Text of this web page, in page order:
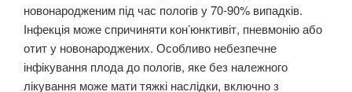
новонародженим під час пологів у 70-90% випадків.
Інфекція може спричиняти кон’юнктивіт, пневмонію або
отит у новонароджених. Особливо небезпечне
інфікування плода до пологів, яке без належного
лікування може мати тяжкі наслідки, включно з